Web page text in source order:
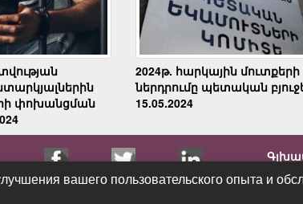
փոխանցման
2024թ. հարկային մուտքերի
ներդրումը պետական
15.05.2024
вашего пользовательского опыта и
вашего пользовательского опыта и